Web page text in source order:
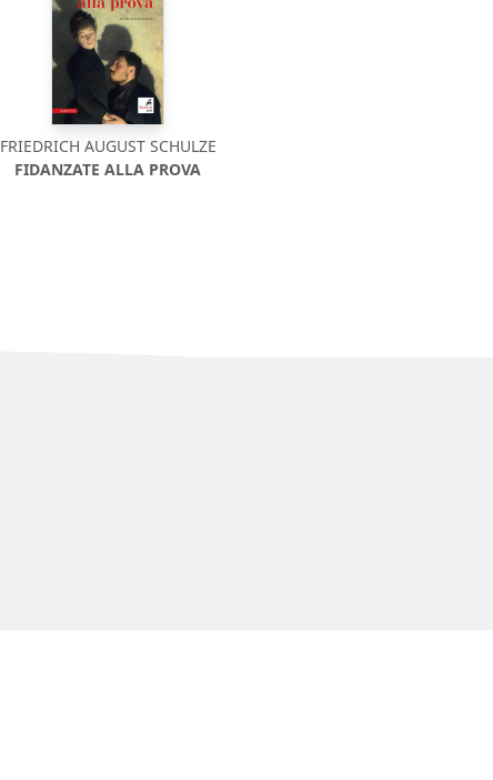
FRIEDRICH AUGUST SCHULZE
FIDANZATE ALLA PROVA